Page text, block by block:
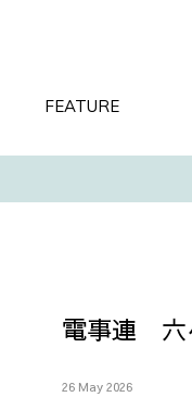
FEATURE
電事連 六
26 May 2026